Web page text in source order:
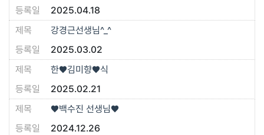
2025.04.18
강경근선생님^_^
2025.03.02
한❤️김미향❤️식
2025.02.21
♥️백수진 선생님♥️
2024.12.26